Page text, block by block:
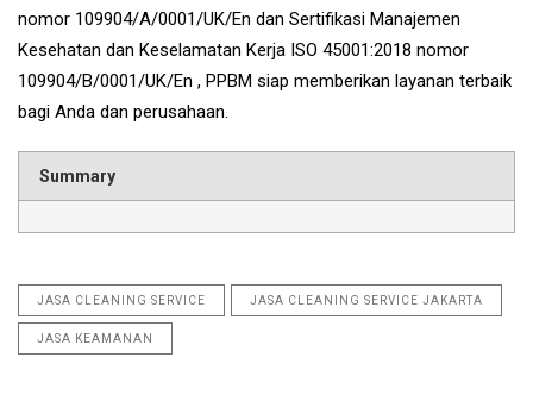
nomor 109904/A/0001/UK/En dan Sertifikasi Manajemen
Kesehatan dan Keselamatan Kerja ISO 45001:2018 nomor
109904/B/0001/UK/En , PPBM siap memberikan layanan terbaik
bagi Anda dan perusahaan.
Summary
JASA CLEANING SERVICE JASA CLEANING SERVICE JAKARTA
JASA KEAMANAN